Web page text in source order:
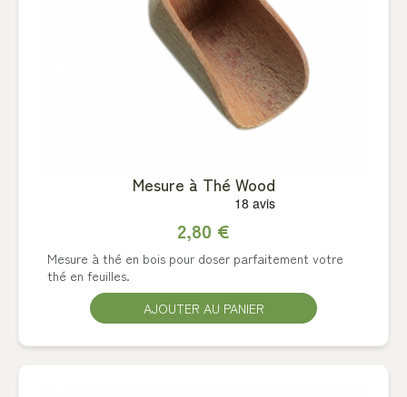
Mesure à Thé Wood
2,80 €
Mesure à thé en bois pour doser parfaitement votre
thé en feuilles.
AJOUTER AU PANIER